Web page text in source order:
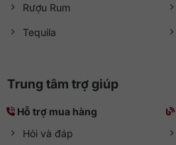
Rượu Rum
Tequila
Trung tâm trợ giúp
Hỗ trợ mua hàng
Hỏi và đáp